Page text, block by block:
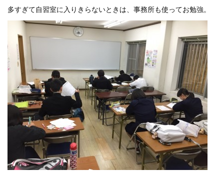
多すぎて自習室に入りきらないときは、事務所も使ってお勉強。